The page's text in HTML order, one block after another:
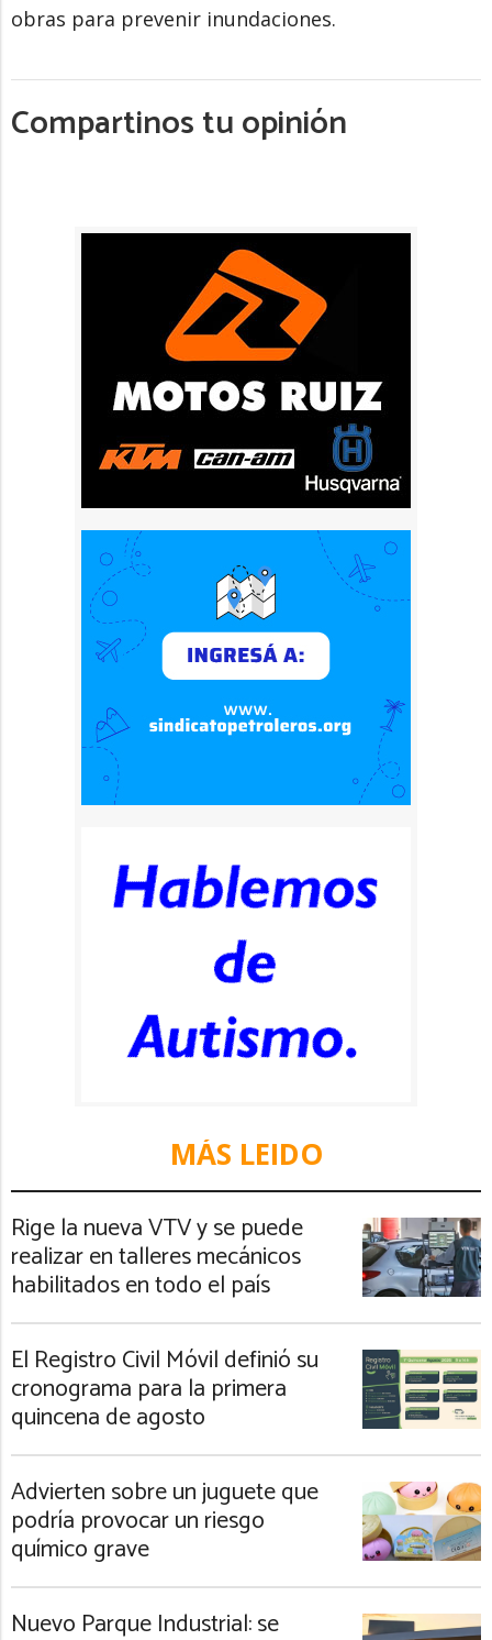
obras para prevenir inundaciones.
Compartinos tu opinión
MÁS LEIDO
Rige la nueva VTV y se puede
realizar en talleres mecánicos
habilitados en todo el país
El Registro Civil Móvil definió su
cronograma para la primera
quincena de agosto
Advierten sobre un juguete que
podría provocar un riesgo
químico grave
Nuevo Parque Industrial: se